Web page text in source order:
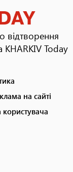
відтворення
KHARKIV Today
на сайті
користувача